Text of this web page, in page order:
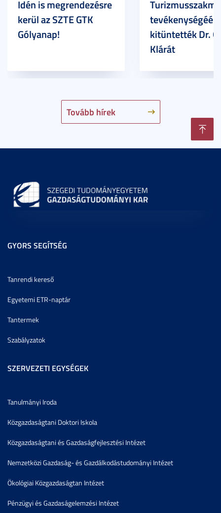
Tovább hírek
Idén is megrendezésre
kerül az SZTE GTK
Gólyanap!
tevékenységéért
kitüntették Dr.
Klárát
GYORS SEGÍTSÉG
Tanrendi kereső
Egyetemi ETR-naptár
Tantermek
Szabályzatok
SZERVEZETI EGYSÉGEK
Tanulmányi Iroda
Közgazdaságtani Doktori Iskola
Közgazdaságtani és Gazdaságfejlesztési Intézet
Nemzetközi Gazdaság- és Gazdálkodástudományi Intézet
Ökológiai Közgazdaságtan Intézet
Pénzügyi és Gazdaságelemzési Intézet